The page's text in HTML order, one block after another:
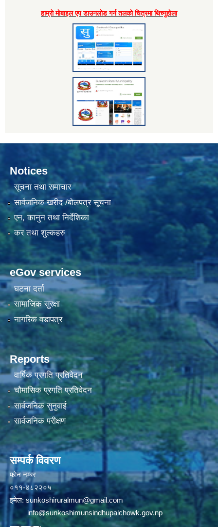
हाम्राे माेबाइल एप डाउनलाेड गर्न तलकाे चित्रमा थिच्नुहाेला
Notices
सूचना तथा समाचार
सार्वजनिक खरीद /बोलपत्र सूचना
एन, कानुन तथा निर्देशिका
कर तथा शुल्कहरु
eGov services
घटना दर्ता
सामाजिक सुरक्षा
नागरिक वडापत्र
Reports
वार्षिक प्रगति प्रतिवेदन
चौमासिक प्रगति प्रतिवेदन
सार्वजनिक सुनुवाई
सार्वजनिक परीक्षण
सम्पर्क विवरण
फाेन न‌‍‍‍‌‌म्बर
०११-४८२२०५
इमेल: sunkoshiruralmun@gmail.com
info@sunkoshimunsindhupalchowk.gov.np